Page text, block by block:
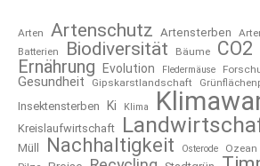
Arten Artenschutz Artensterben
Batterien
Biodiversität Bäume CO2
Ernährung Evolution Fledermäuse
Gesundheit Gipskarstlandschaft
Insektensterben Ki Klima
Kreislaufwirtschaft
Müll
Nachhaltigkeit Osterode Ozean